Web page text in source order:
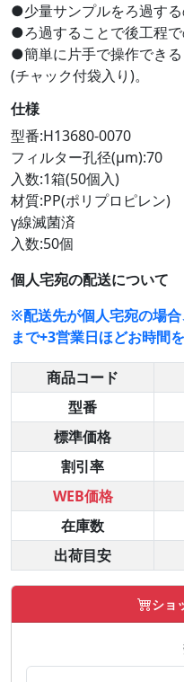
●少量サンプルをろ過する
●ろ過することで後工程で
●簡単に片手で操作でき
(チャック付袋入り)。
仕様
型番:H13680-0070
フィルター孔径(μm):70
入数:1箱(50個入)
材質:PP(ポリプロピレン)
γ線滅菌済
入数:50個
個人宅宛の配送について
※配送先が個人宅宛の場
まで+3営業日ほどお時間
商品コード
型番
標準価格
割引率
WEB価格
在庫数
出荷目安
ショ